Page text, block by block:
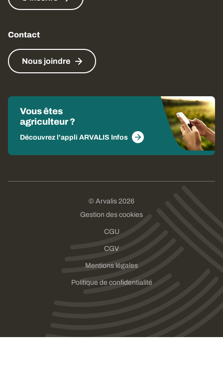
Contact
Nous joindre
Vous êtes
agriculteur ?
Découvrez l'appli ARVALIS Infos
© Arvalis 2026
Gestion des cookies
CGU
CGV
Mentions légales
Politique de confidentialité